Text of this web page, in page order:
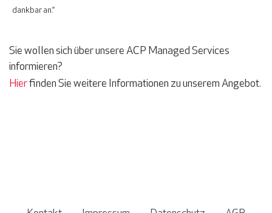
dankbar an.“
Sie wollen sich über unsere ACP Managed Services
informieren?
Hierfinden Sie weitere Informationen zu unserem Angebot.